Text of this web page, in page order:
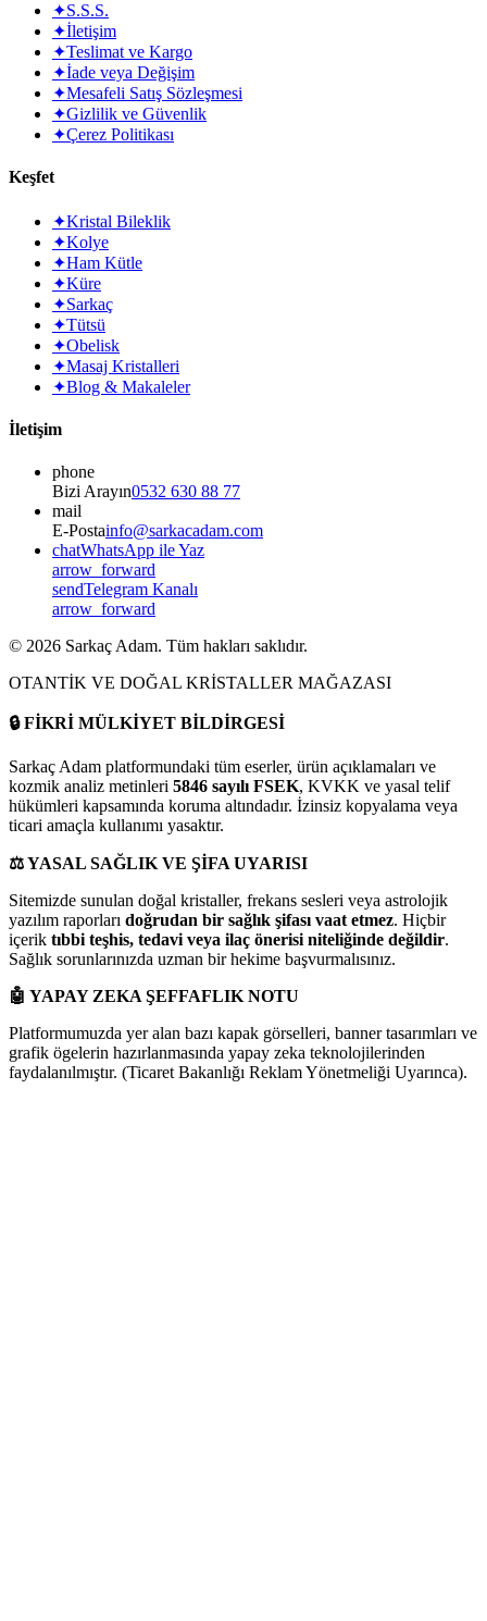
✦S.S.S.
✦İletişim
✦Teslimat ve Kargo
✦İade veya Değişim
✦Mesafeli Satış Sözleşmesi
✦Gizlilik ve Güvenlik
✦Çerez Politikası
Keşfet
✦Kristal Bileklik
✦Kolye
✦Ham Kütle
✦Küre
✦Sarkaç
✦Tütsü
✦Obelisk
✦Masaj Kristalleri
✦Blog & Makaleler
İletişim
phone
Bizi Arayın0532 630 88 77
mail
E-Postainfo@sarkacadam.com
chatWhatsApp ile Yaz
arrow_forward
sendTelegram Kanalı
arrow_forward
© 2026 Sarkaç Adam. Tüm hakları saklıdır.
OTANTİK VE DOĞAL KRİSTALLER MAĞAZASI
🔒FİKRİ MÜLKİYET BİLDİRGESİ
Sarkaç Adam platformundaki tüm eserler, ürün açıklamaları ve
kozmik analiz metinleri 5846 sayılı FSEK, KVKK ve yasal telif
hükümleri kapsamında koruma altındadır. İzinsiz kopyalama veya
ticari amaçla kullanımı yasaktır.
⚖️YASAL SAĞLIK VE ŞİFA UYARISI
Sitemizde sunulan doğal kristaller, frekans sesleri veya astrolojik
yazılım raporları doğrudan bir sağlık şifası vaat etmez. Hiçbir
içerik tıbbi teşhis, tedavi veya ilaç önerisi niteliğinde değildir.
Sağlık sorunlarınızda uzman bir hekime başvurmalısınız.
🤖 YAPAY ZEKA ŞEFFAFLIK NOTU
Platformumuzda yer alan bazı kapak görselleri, banner tasarımları ve
grafik ögelerin hazırlanmasında yapay zeka teknolojilerinden
faydalanılmıştır. (Ticaret Bakanlığı Reklam Yönetmeliği Uyarınca).